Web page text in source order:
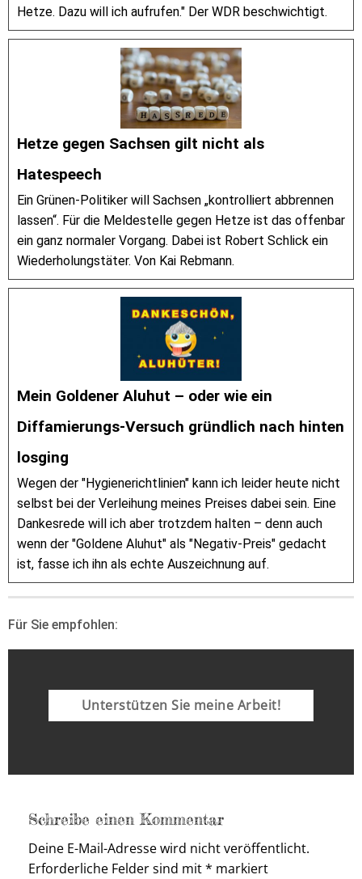
Hetze. Dazu will ich aufrufen." Der WDR beschwichtigt.
Hetze gegen Sachsen gilt nicht als
Hatespeech
Ein Grünen-Politiker will Sachsen „kontrolliert abbrennen
lassen“. Für die Meldestelle gegen Hetze ist das offenbar
ein ganz normaler Vorgang. Dabei ist Robert Schlick ein
Wiederholungstäter. Von Kai Rebmann.
Mein Goldener Aluhut – oder wie ein
Diffamierungs-Versuch gründlich nach hinten
losging
Wegen der "Hygienerichtlinien" kann ich leider heute nicht
selbst bei der Verleihung meines Preises dabei sein. Eine
Dankesrede will ich aber trotzdem halten – denn auch
wenn der "Goldene Aluhut" als "Negativ-Preis" gedacht
ist, fasse ich ihn als echte Auszeichnung auf.
Für Sie empfohlen:
Unterstützen Sie meine Arbeit!
Schreibe einen Kommentar
Deine E-Mail-Adresse wird nicht veröffentlicht.
Erforderliche Felder sind mit* markiert